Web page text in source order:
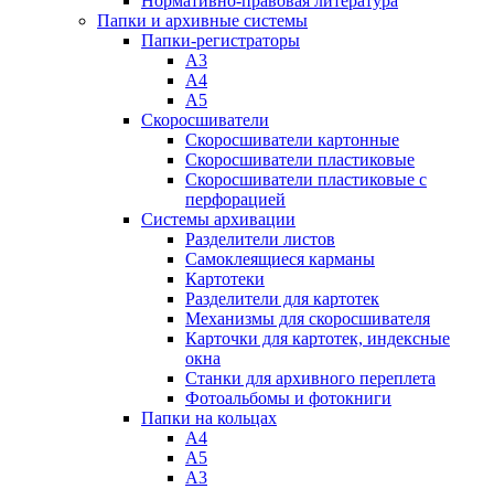
Папки и архивные системы
Папки-регистраторы
А3
А4
А5
Скоросшиватели
Скоросшиватели картонные
Скоросшиватели пластиковые
Скоросшиватели пластиковые с
перфорацией
Системы архивации
Разделители листов
Самоклеящиеся карманы
Картотеки
Разделители для картотек
Механизмы для скоросшивателя
Карточки для картотек, индексные
окна
Станки для архивного переплета
Фотоальбомы и фотокниги
Папки на кольцах
А4
А5
А3